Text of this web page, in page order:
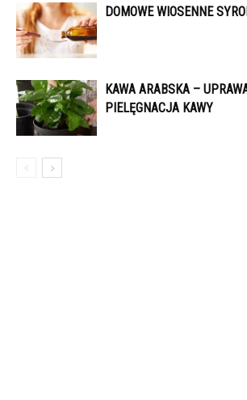
DOMOWE WIOSENNE
KAWA ARABSKA –
PIELĘGNACJA KAWY